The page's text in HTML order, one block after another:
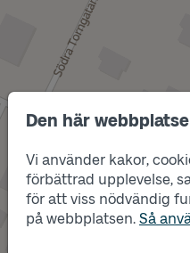
Den här
Vi använder kakor,
förbättrad upplevelse,
för att viss nödvändig
på webbplatsen. Så